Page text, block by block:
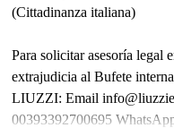
(Cittadinanza italiana)
Para solicitar asesoría legal
extrajudicia al Bufete
LIUZZI: Email
00393392700695